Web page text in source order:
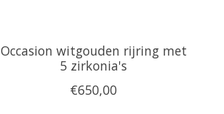
Occasion witgouden rijring met
5 zirkonia's
€650,00